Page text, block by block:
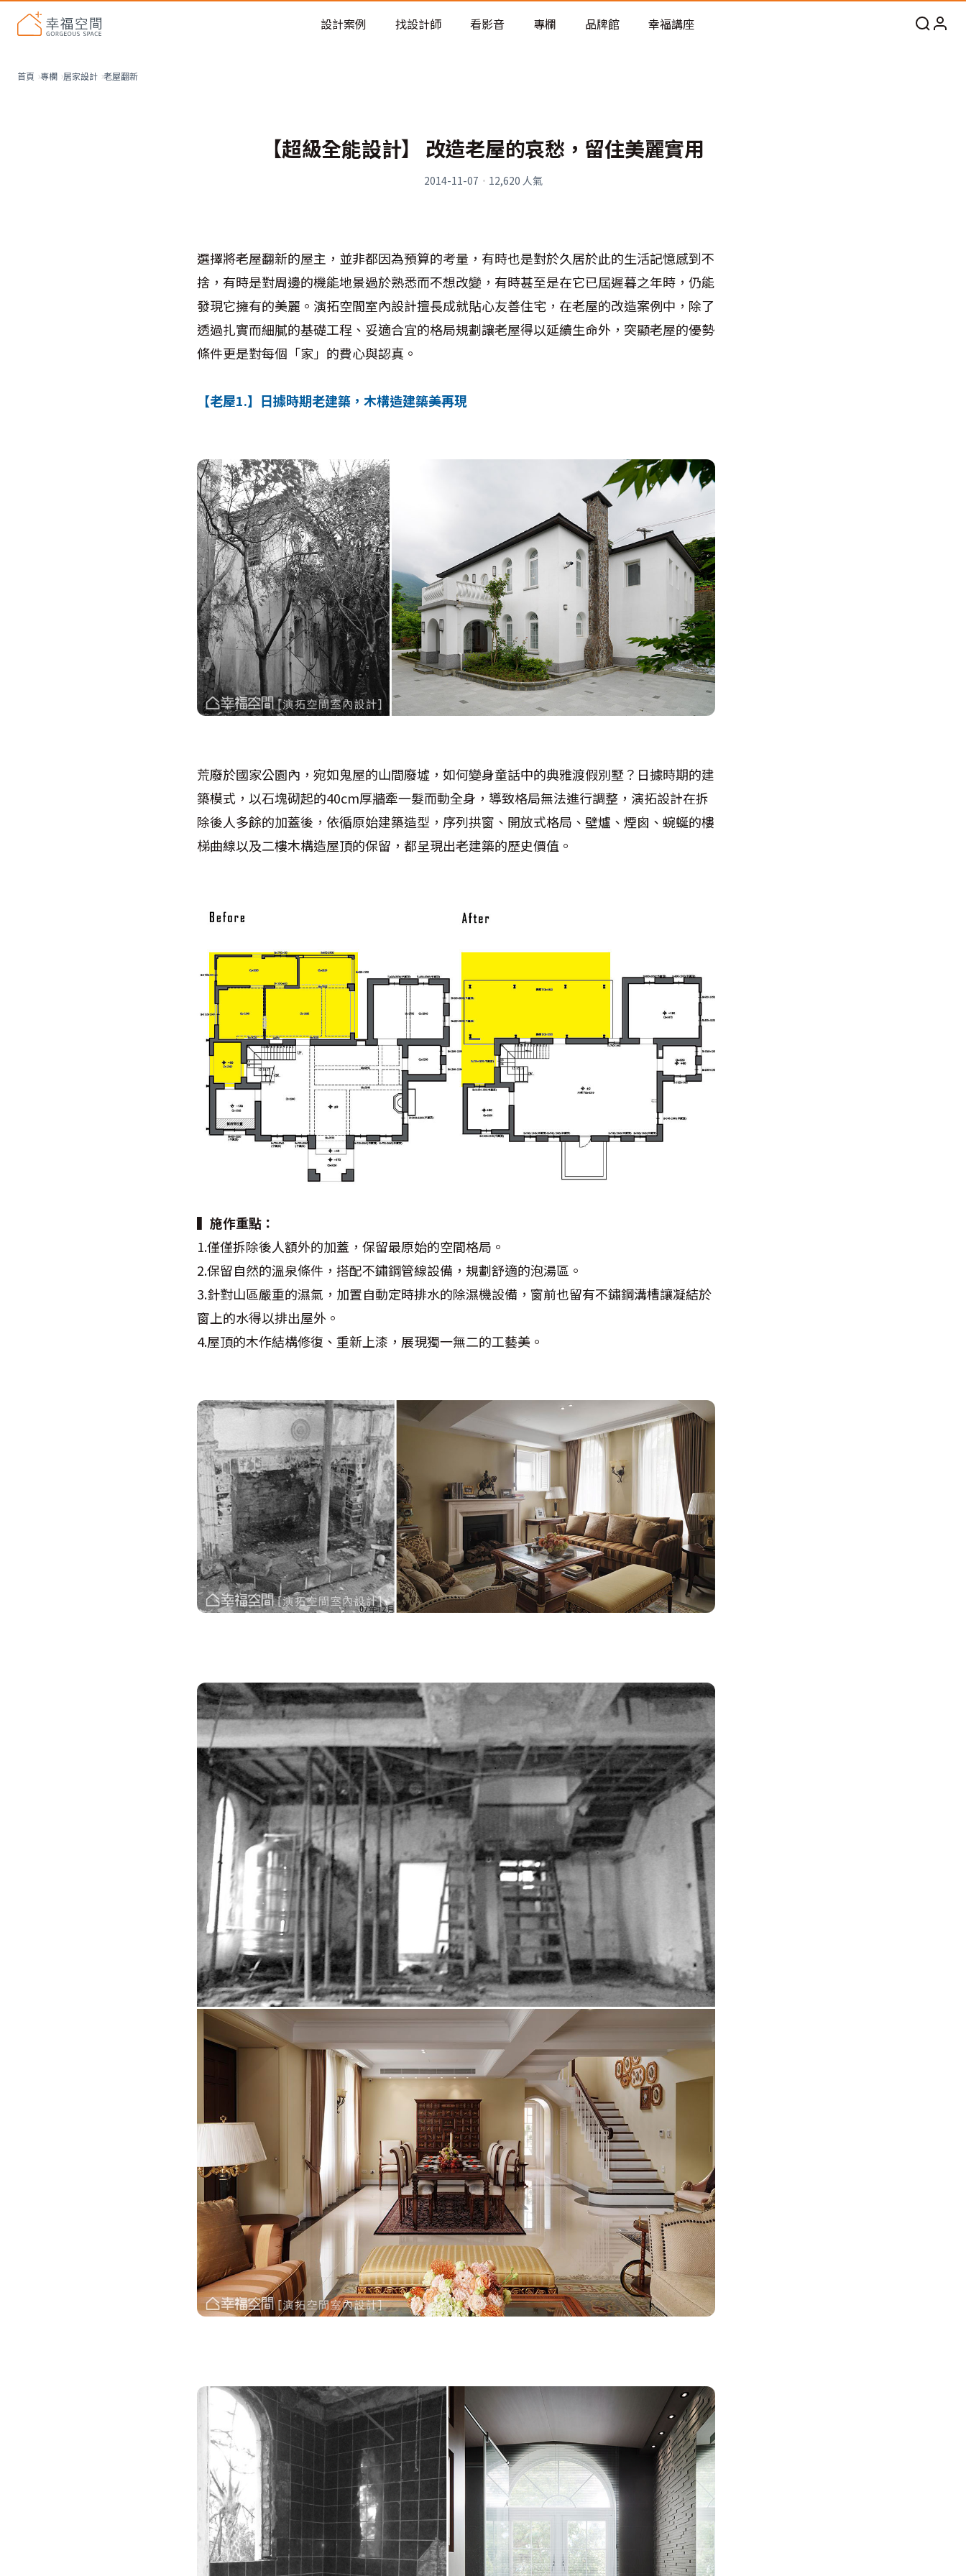
老屋預算分配與高 CP 值煥新術
設計案例 找設計師 看影音 專欄 品牌館 幸福講座
首頁 專欄 居家設計 老屋翻新
【超級全能設計】 改造老屋的哀愁，留住美麗實用
2014-11-07 · 12,620 人氣
選擇將老屋翻新的屋主，並非都因為預算的考量，有時也是對於久居於此的生活記憶感到不
捨，有時是對周邊的機能地景過於熟悉而不想改變，有時甚至是在它已屆遲暮之年時，仍能
發現它擁有的美麗。演拓空間室內設計擅長成就貼心友善住宅，在老屋的改造案例中，除了
透過扎實而細膩的基礎工程、妥適合宜的格局規劃讓老屋得以延續生命外，突顯老屋的優勢
條件更是對每個「家」的費心與認真。
【老屋1.】日據時期老建築，木構造建築美再現
荒廢於國家公園內，宛如鬼屋的山間廢墟，如何變身童話中的典雅渡假別墅？日據時期的建
築模式，以石塊砌起的40cm厚牆牽一髮而動全身，導致格局無法進行調整，演拓設計在拆
除後人多餘的加蓋後，依循原始建築造型，序列拱窗、開放式格局、壁爐、煙囪、蜿蜒的樓
梯曲線以及二樓木構造屋頂的保留，都呈現出老建築的歷史價值。
▍施作重點：
1.僅僅拆除後人額外的加蓋，保留最原始的空間格局。
2.保留自然的溫泉條件，搭配不鏽鋼管線設備，規劃舒適的泡湯區。
3.針對山區嚴重的濕氣，加置自動定時排水的除濕機設備，窗前也留有不鏽鋼溝槽讓凝結於
窗上的水得以排出屋外。
4.屋頂的木作結構修復、重新上漆，展現獨一無二的工藝美。